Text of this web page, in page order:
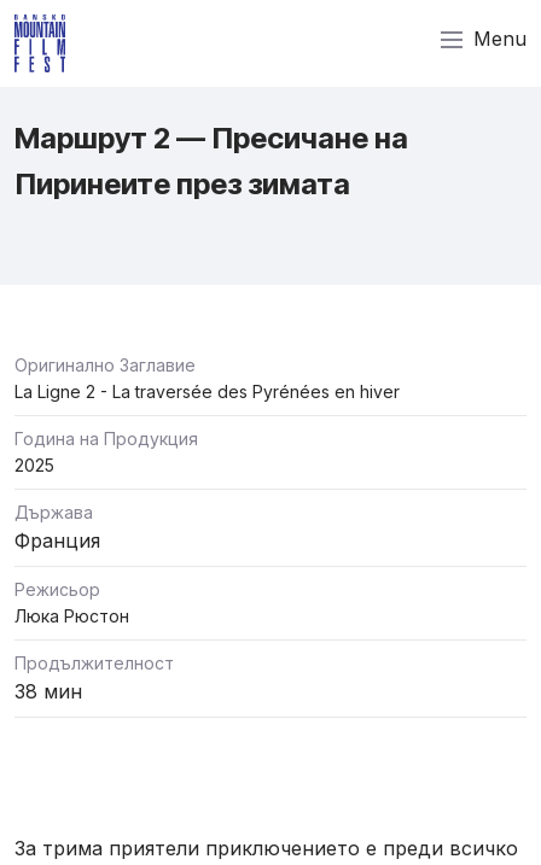
Menu
Маршрут 2 — Пресичане на
Пиринеите през зимата
Оригинално Заглавие
La Ligne 2 - La traversée des Pyrénées en hiver
Година на Продукция
2025
Държава
Франция
Режисьор
Люка Рюстон
Продължителност
38 мин
За трима приятели приключението е преди всичко